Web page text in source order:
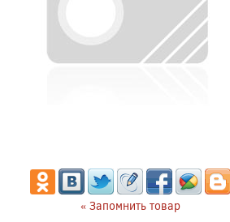
« Запомнить товар